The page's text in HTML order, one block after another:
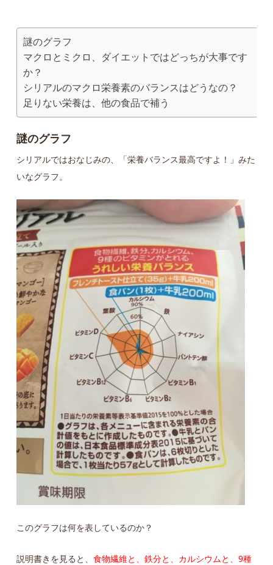
謎のグラフ
マクロとミクロ、ダイエットではどっちが大事です
か？
シリアルのマクロ栄養素のバランスはどうなの？
足りない栄養は、他の食品で補う
謎のグラフ
シリアルではおなじみの、「栄養バランス最高ですよ！」みた
いなグラフ。
このグラフは何を表しているのか？
説明書きを見ると、食物繊維と、鉄分と、カルシウムと、9種